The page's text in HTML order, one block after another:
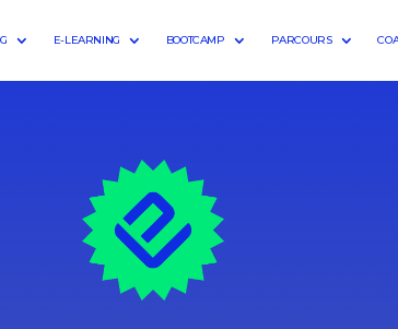
E-LEARNING BOOTCAMP PARCOURS